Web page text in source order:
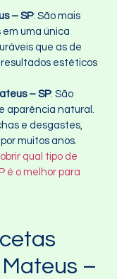
– SP: São mais
em uma única
que as de
estéticos
– SP: São
aparência natural.
e desgastes,
muitos anos.
qual tipo de
é o melhor para
–